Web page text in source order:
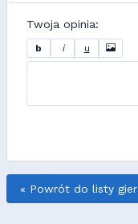
Twoja opinia:
b i u
« Powrót do listy gier